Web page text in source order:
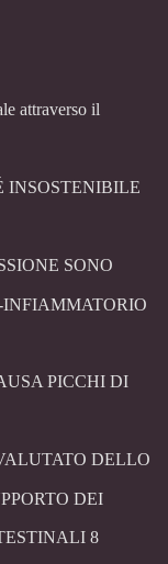
attraverso il
INSOSTENIBILE
SONO
PICCHI DI
DELLO
DEI
8